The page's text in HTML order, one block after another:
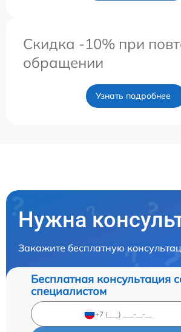
Скидка -10% при
обращении
Узнать подробнее
Нужна
Закажите бесплатную
Бесплатная консультация
специалистом